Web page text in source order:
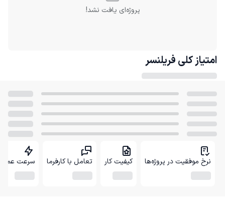
پروژه‌ای یافت نشد!
امتیاز کلی فریلنسر
نرخ موفقیت در پروژه‌ها کیفیت کار تعامل با کارفرما سرعت عمل